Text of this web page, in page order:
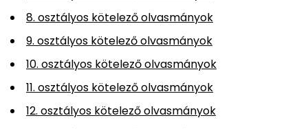
8. osztályos kötelező olvasmányok
9. osztályos kötelező olvasmányok
10. osztályos kötelező olvasmányok
11. osztályos kötelező olvasmányok
12. osztályos kötelező olvasmányok